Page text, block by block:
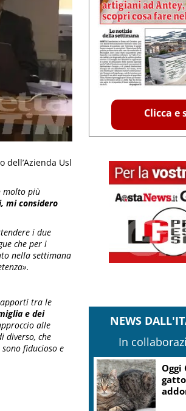
dell’Azienda Usl
molto più
mi considero
i due
che per i
nella settimana
tra le
e dei
alle
diverso, che
fiducioso e
Clicca e
NEWS
In
É
dalla